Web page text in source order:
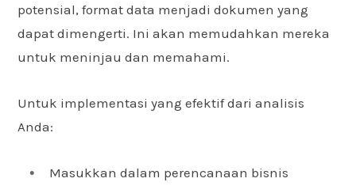
potensial, format data menjadi dokumen yang
dapat dimengerti. Ini akan memudahkan mereka
untuk meninjau dan memahami.
Untuk implementasi yang efektif dari analisis
Anda:
Masukkan dalam perencanaan bisnis